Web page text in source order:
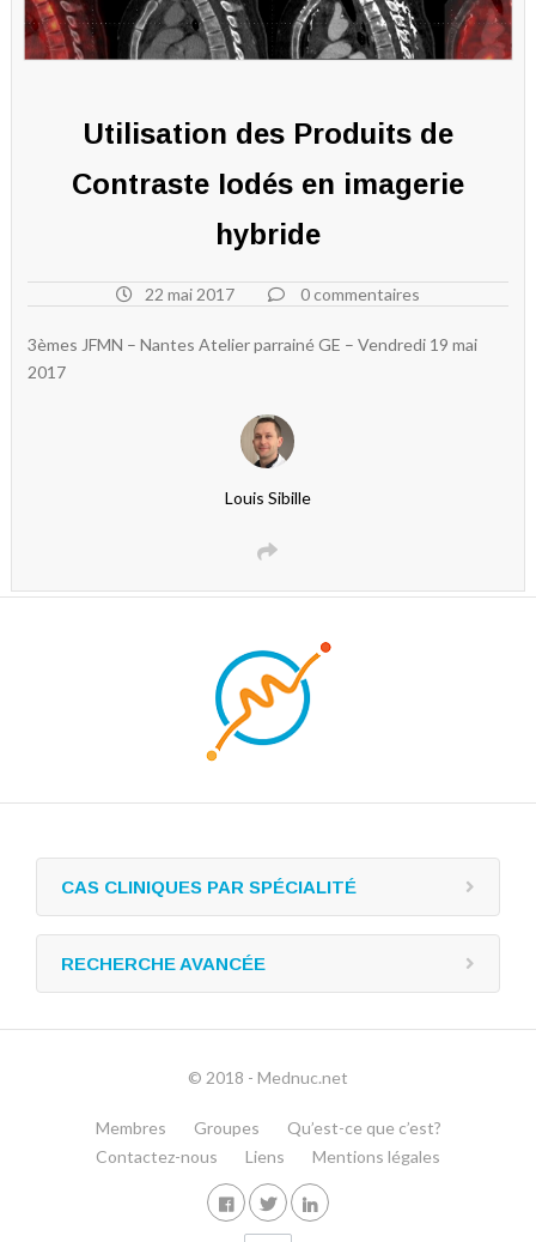
Utilisation des Produits de
Contraste Iodés en imagerie
hybride
22 mai 2017 0 commentaires
3èmes JFMN – Nantes Atelier parrainé GE – Vendredi 19 mai
2017
Louis Sibille
CAS CLINIQUES PAR SPÉCIALITÉ
RECHERCHE AVANCÉE
© 2018 - Mednuc.net
Membres Groupes
Qu’est-ce que c’est?
Contactez-nous
Liens Mentions légales